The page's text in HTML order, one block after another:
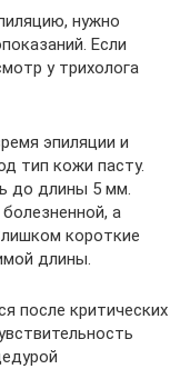
нужно
Если
у трихолога
эпиляции и
тип кожи пасту.
до длины 5 мм.
а
короткие
длины.
после критических